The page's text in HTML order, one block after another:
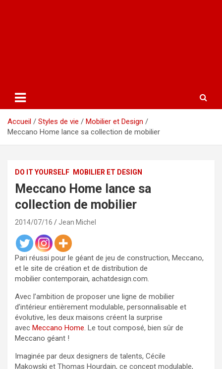
Accueil Styles de vie
Mobilier et Design
Meccano Home lance sa collection de mobilier
DO IT YOURSELF MOBILIER ET DESIGN
Meccano Home lance sa
collection de mobilier
2014/07/16 Jean Michel
Pari réussi pour le géant de jeu de construction, Meccano,
et le site de création et de distribution de
mobilier contemporain, achatdesign.com.
Avec l’ambition de proposer une ligne de mobilier
d’intérieur entièrement modulable, personnalisable et
évolutive, les deux maisons créent la surprise
avec Meccano Home. Le tout composé, bien sûr de
Meccano géant !
Imaginée par deux designers de talents, Cécile
Makowski et Thomas Hourdain, ce concept modulable,